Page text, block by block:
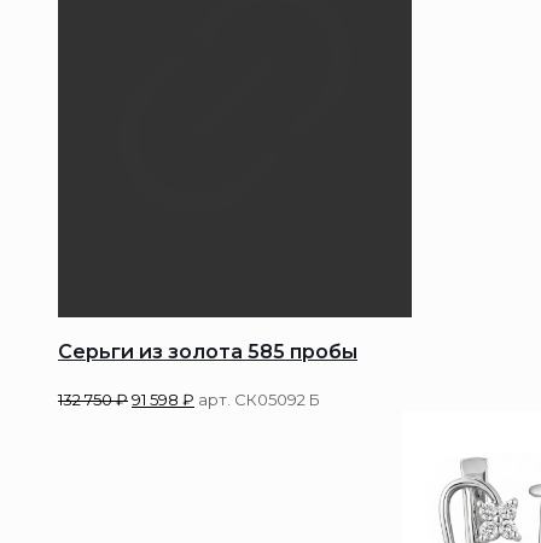
Серьги из золота 585 пробы
132 750₽91 598 ₽ арт. СК05092 Б